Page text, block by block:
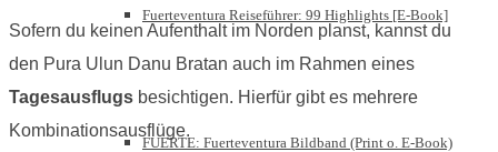
Fuerteventura Reiseführer: 99 Highlights [E-Book]
FUERTE: Fuerteventura Bildband (Print o. E-Book)
Sofern du keinen Aufenthalt im Norden planst, kannst du
den Pura Ulun Danu Bratan auch im Rahmen eines
Tagesausflugs besichtigen. Hierfür gibt es mehrere
Kombinationsausflüge.